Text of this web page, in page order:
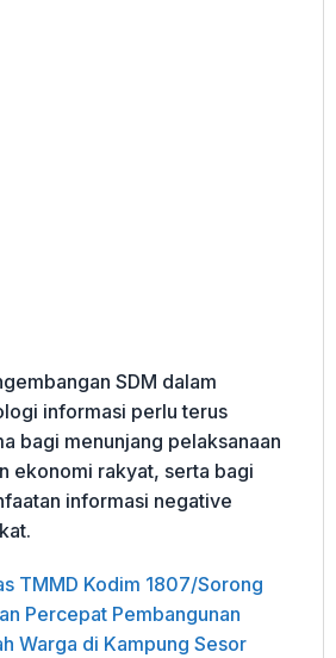
SDM dalam
informasi perlu terus
bagi menunjang pelaksanaan
ekonomi rakyat, serta bagi
informasi negative
TMMD Kodim 1807/Sorong
Percepat Pembangunan
Warga di Kampung Sesor